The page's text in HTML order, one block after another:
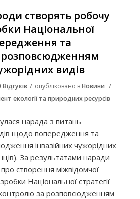
створять робочу
Національної
та
видів
Відгуків / опубліковано вНовини /
екології та природних ресурсів
нарада з питань
щодо попередження та
інвазійних чужорідних
За результатами наради
створення міжвідомчої
Національної стратегії
за розповсюдженням